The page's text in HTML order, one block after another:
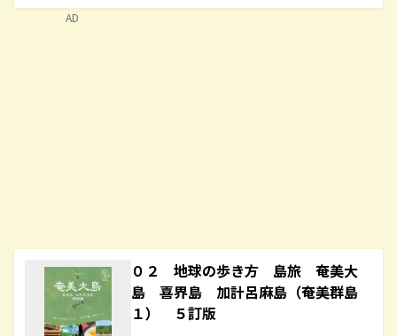
０２ 地球の歩き方 島旅 奄美大
島 喜界島 加計呂麻島（奄美群島
１） ５訂版
AD